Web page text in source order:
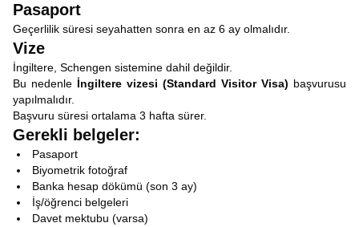
Pasaport
Geçerlilik süresi seyahatten sonra en az 6 ay olmalıdır.
Vize
İngiltere, Schengen sistemine dahil değildir.
Bu nedenle İngiltere vizesi (Standard Visitor Visa) başvurusu
yapılmalıdır.
Başvuru süresi ortalama 3 hafta sürer.
Gerekli belgeler:
Pasaport
Biyometrik fotoğraf
Banka hesap dökümü (son 3 ay)
İş/öğrenci belgeleri
Davet mektubu (varsa)